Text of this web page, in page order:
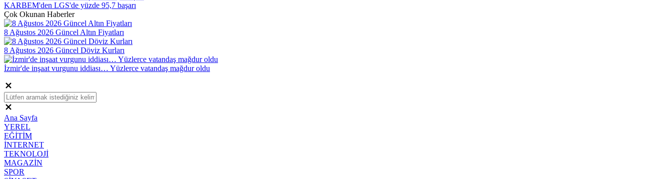
KARBEM'den LGS'de yüzde 95,7 başarı
Çok Okunan Haberler
8 Ağustos 2026 Güncel Altın Fiyatları
8 Ağustos 2026 Güncel Döviz Kurları
İzmir'de inşaat vurgunu iddiası… Yüzlerce vatandaş mağdur oldu
Ana Sayfa
YEREL
EĞİTİM
İNTERNET
TEKNOLOJİ
MAGAZİN
SPOR